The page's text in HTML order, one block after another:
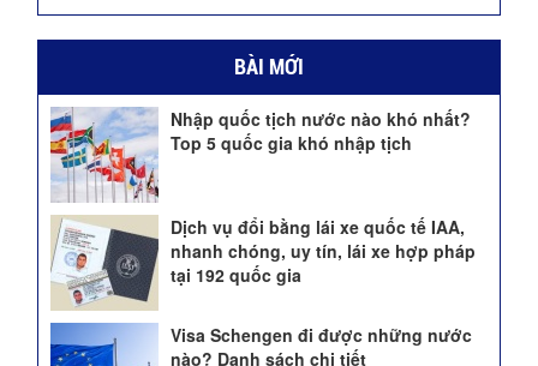
BÀI MỚI
Nhập quốc tịch nước nào khó nhất?
Top 5 quốc gia khó nhập tịch
Dịch vụ đổi bằng lái xe quốc tế IAA,
nhanh chóng, uy tín, lái xe hợp pháp
tại 192 quốc gia
Visa Schengen đi được những nước
nào? Danh sách chi tiết